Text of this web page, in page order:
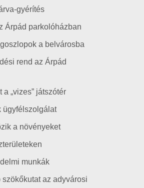
gyérítés
Árpád parkolóházban
a belvárosba
rend az Árpád
„vizes” játszótér
ügyfélszolgálat
a növényeket
munkák
az adyvárosi